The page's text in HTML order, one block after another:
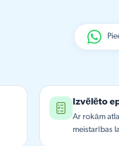
Izvēlēto
Ar rokām
meistarības